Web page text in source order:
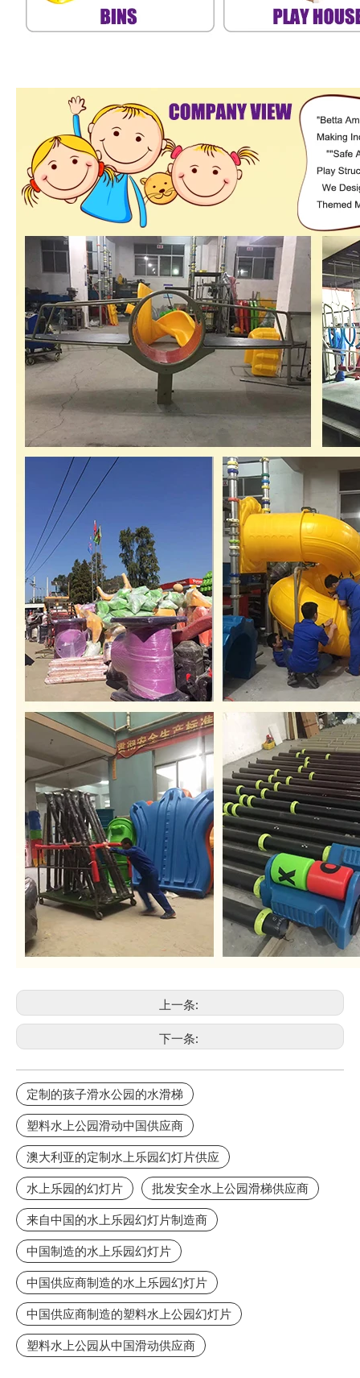
上一条:
下一条:
定制的孩子滑水公园的水滑梯
塑料水上公园滑动中国供应商
澳大利亚的定制水上乐园幻灯片供应
水上乐园的幻灯片 批发安全水上公园滑梯供应商
来自中国的水上乐园幻灯片制造商
中国制造的水上乐园幻灯片
中国供应商制造的水上乐园幻灯片
中国供应商制造的塑料水上公园幻灯片
塑料水上公园从中国滑动供应商